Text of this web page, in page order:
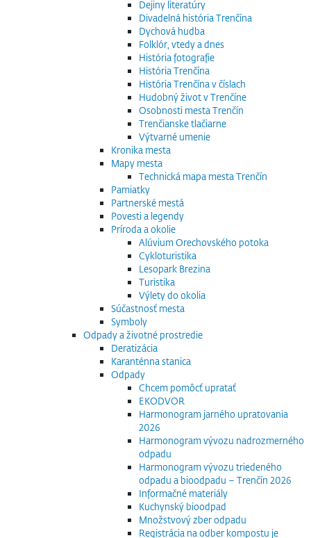
Dejiny literatúry
Divadelná história Trenčína
Dychová hudba
Folklór, vtedy a dnes
História fotografie
História Trenčína
História Trenčína v číslach
Hudobný život v Trenčíne
Osobnosti mesta Trenčín
Trenčianske tlačiarne
Výtvarné umenie
Kronika mesta
Mapy mesta
Technická mapa mesta Trenčín
Pamiatky
Partnerské mestá
Povesti a legendy
Príroda a okolie
Alúvium Orechovského potoka
Cykloturistika
Lesopark Brezina
Turistika
Výlety do okolia
Súčastnosť mesta
Symboly
Odpady a životné prostredie
Deratizácia
Karanténna stanica
Odpady
Chcem pomôcť upratať
EKODVOR
Harmonogram jarného upratovania
2026
Harmonogram vývozu nadrozmerného
odpadu
Harmonogram vývozu triedeného
odpadu a bioodpadu – Trenčín 2026
Informačné materiály
Kuchynský bioodpad
Množstvový zber odpadu
Registrácia na odber kompostu je